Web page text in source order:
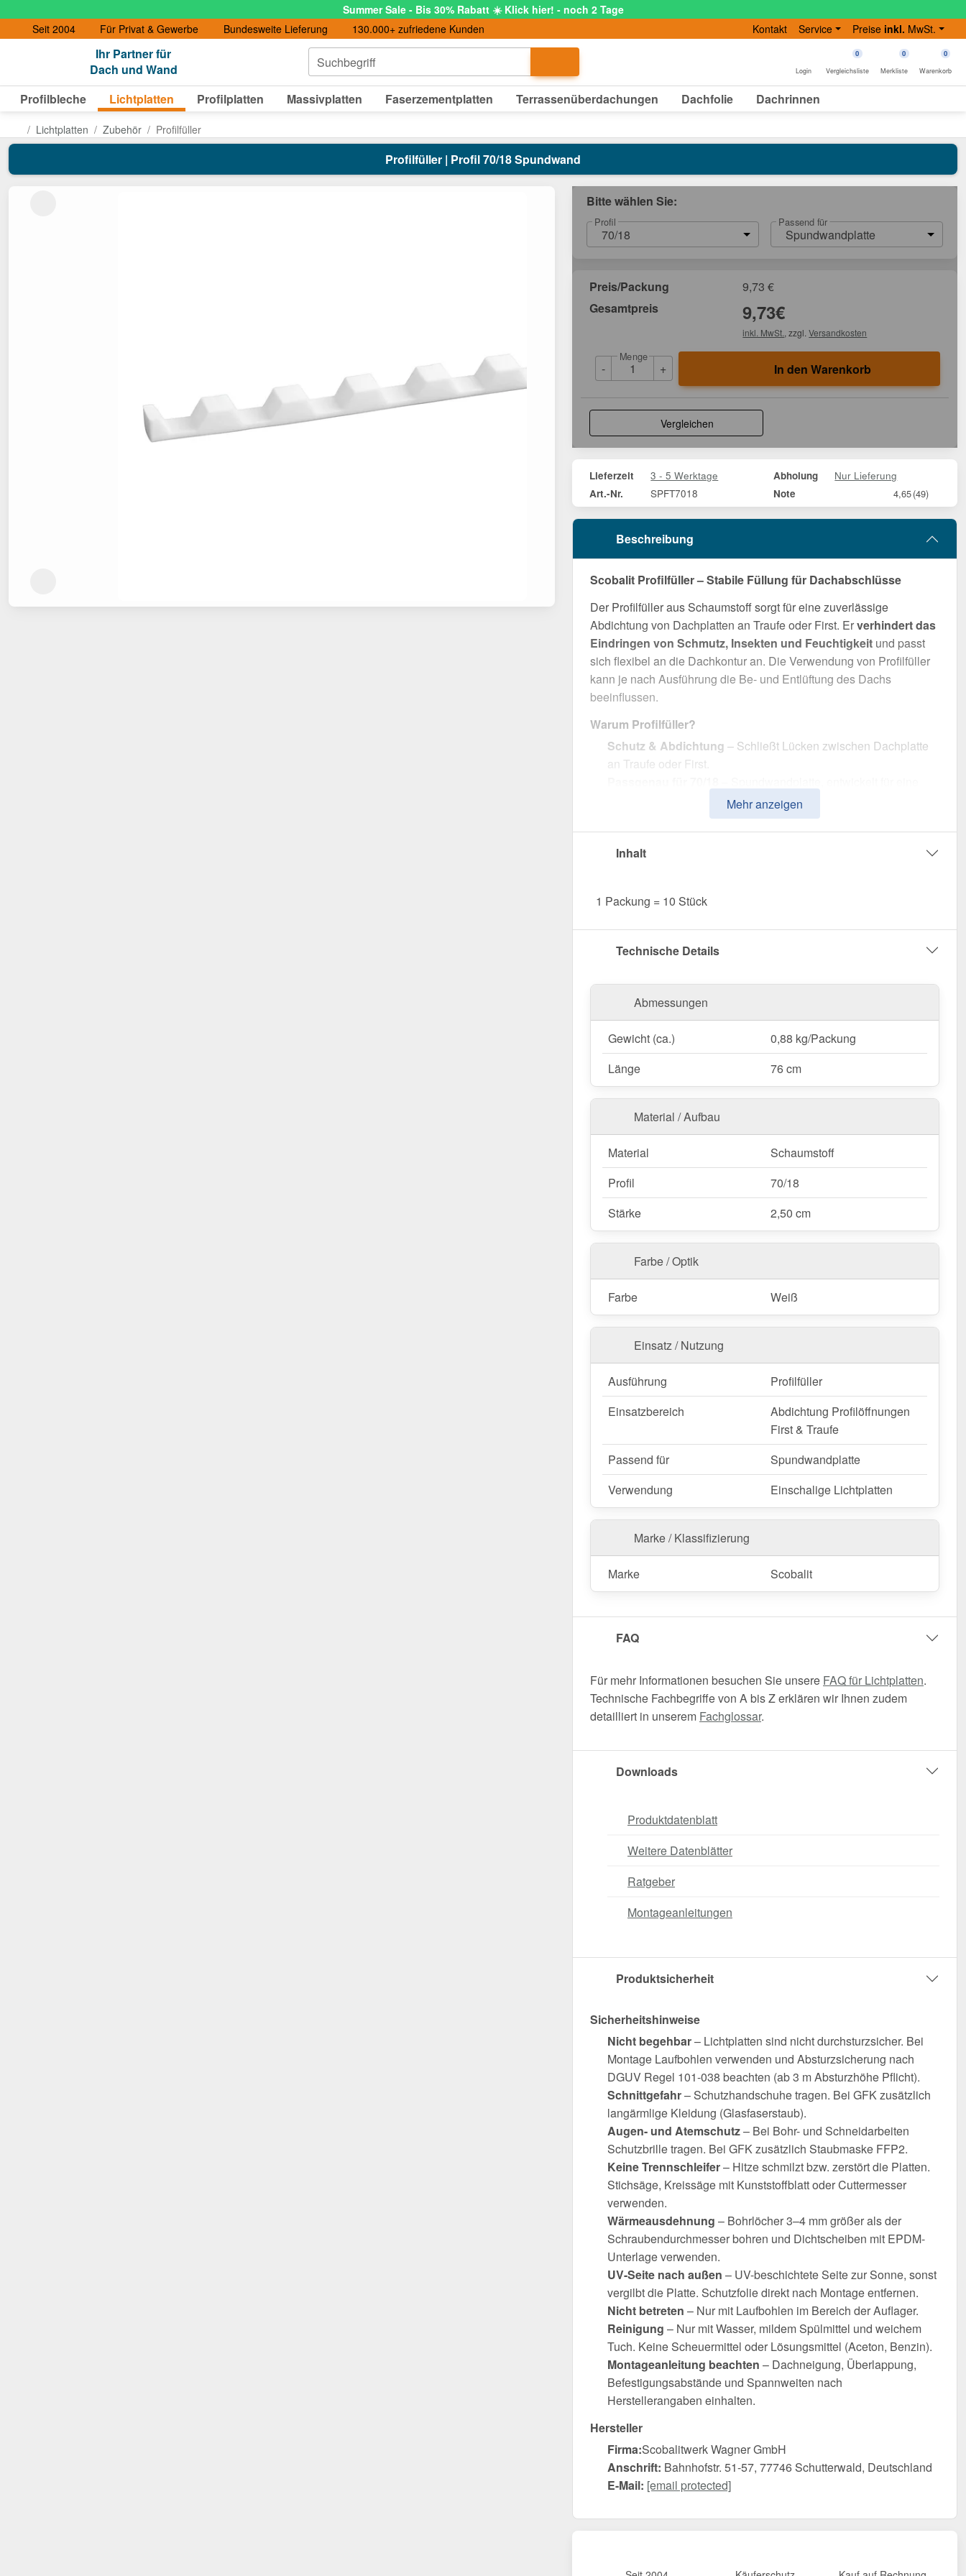
Summer Sale - Bis 30% Rabatt ☀️ Klick hier! - noch 2 Tage
Seit 2004
Für Privat & Gewerbe Bundesweite Lieferung 130.000+ zufriedene Kunden Kontakt Service Preise inkl. MwSt.
Ihr Partner für
Dach und Wand
Suchbegriff
Login
0
Vergleichsliste
0
Merkliste
0
Warenkorb
Profilbleche Lichtplatten Profilplatten Massivplatten Faserzementplatten Terrassenüberdachungen Dachfolie Dachrinnen
Lichtplatten Zubehör Profilfüller
Profilfüller | Profil 70/18 Spundwand
Bitte wählen Sie:
Profil
70/18
Passend für
Spundwandplatte
Preis/Packung 9,73 €
Gesamtpreis
9,73€
inkl. MwSt. , zzgl.Versandkosten
-
Menge
+ In den Warenkorb
Vergleichen
Lieferzeit 3 - 5 Werktage Abholung Nur Lieferung
Art.-Nr. SPFT7018 Note 4,65(49)
Beschreibung
Scobalit Profilfüller – Stabile Füllung für Dachabschlüsse
Der Profilfüller aus Schaumstoff sorgt für eine zuverlässige
Abdichtung von Dachplatten an Traufe oder First. Erverhindert das
Eindringen von Schmutz, Insekten und Feuchtigkeit und passt
sich flexibel an die Dachkontur an. Die Verwendung von Profilfüller
kann je nach Ausführung die Be- und Entlüftung des Dachs
beeinflussen.
Warum Profilfüller?
Schutz & Abdichtung – Schließt Lücken zwischen Dachplatte
an Traufe oder First.
Einfache Verarbeitung– 76 cm Länge für eine schnelle und
sichere Montage.
Farblich abgestimmt
– In Weiß für eine harmonische Optik auf
Jetzt Profilfüller bestellen – Für einen sauberen & geschützten
Mehr anzeigen
Inhalt
1 Packung = 10 Stück
Technische Details
Abmessungen
Gewicht (ca.)
0,88 kg/Packung
Länge
76 cm
Material / Aufbau
Material
Schaumstoff
Profil
70/18
Stärke
2,50 cm
Farbe / Optik
Farbe Weiß
Einsatz / Nutzung
Ausführung
Profilfüller
Einsatzbereich
Abdichtung Profilöffnungen
First & Traufe
Passend für
Spundwandplatte
Verwendung
Einschalige Lichtplatten
Marke / Klassifizierung
Marke Scobalit
FAQ
Für mehr Informationen besuchen Sie unsere FAQ für Lichtplatten.
Technische Fachbegriffe von A bis Z erklären wir Ihnen zudem
detailliert in unserem Fachglossar.
Downloads
Produktdatenblatt
Weitere Datenblätter
Ratgeber
Montageanleitungen
Produktsicherheit
Sicherheitshinweise
Nicht begehbar– Lichtplatten sind nicht durchsturzsicher. Bei
Montage Laufbohlen verwenden und Absturzsicherung nach
DGUV Regel 101-038 beachten (ab 3 m Absturzhöhe Pflicht).
Schnittgefahr– Schutzhandschuhe tragen. Bei GFK zusätzlich
langärmlige Kleidung (Glasfaserstaub).
Augen- und Atemschutz– Bei Bohr- und Schneidarbeiten
Schutzbrille tragen. Bei GFK zusätzlich Staubmaske FFP2.
Keine Trennschleifer– Hitze schmilzt bzw. zerstört die Platten.
Stichsäge, Kreissäge mit Kunststoffblatt oder Cuttermesser
verwenden.
Wärmeausdehnung – Bohrlöcher 3–4 mm größer als der
Schraubendurchmesser bohren und Dichtscheiben mit EPDM-
Unterlage verwenden.
UV-Seite nach außen – UV-beschichtete Seite zur Sonne, sonst
vergilbt die Platte. Schutzfolie direkt nach Montage entfernen.
Nicht betreten – Nur mit Laufbohlen im Bereich der Auflager.
Reinigung – Nur mit Wasser, mildem Spülmittel und weichem
Tuch. Keine Scheuermittel oder Lösungsmittel (Aceton, Benzin).
Montageanleitung beachten – Dachneigung, Überlappung,
Befestigungsabstände und Spannweiten nach
Herstellerangaben einhalten.
Hersteller
Firma:Scobalitwerk Wagner GmbH
Anschrift: Bahnhofstr. 51-57, 77746 Schutterwald, Deutschland
E-Mail: [email protected]